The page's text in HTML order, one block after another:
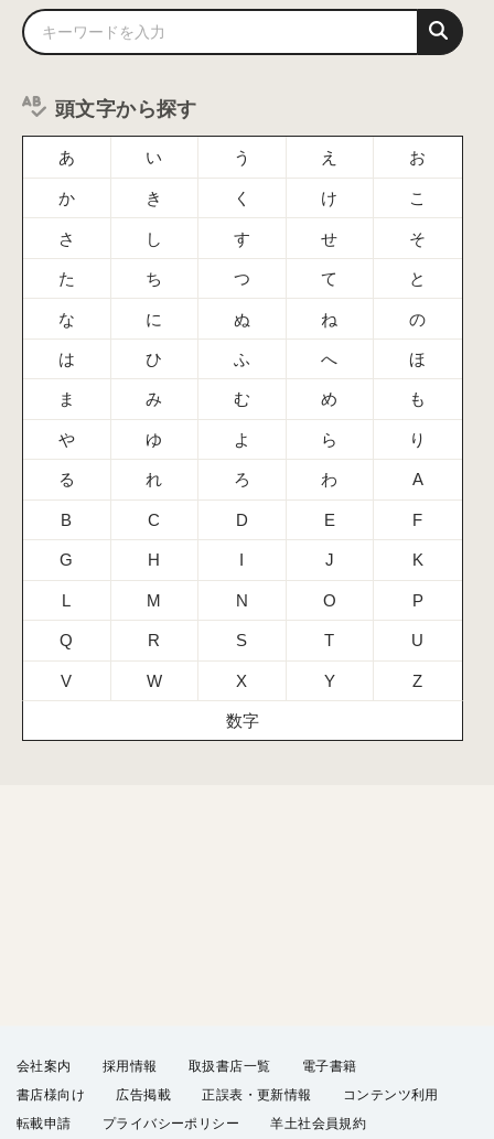
頭文字から探す
あ い う え お
か き く け こ
さ し す せ そ
た ち つ て と
な に ぬ ね の
は ひ ふ へ ほ
ま み む め も
や ゆ よ ら り
る れ ろ わ A
B C D E F
G H I J K
L M N O P
Q R S T U
V W X Y Z
数字
会社案内 採用情報 取扱書店一覧
電子書籍
書店様向け
広告掲載 正誤表・更新情報
コンテンツ利用
転載申請
プライバシーポリシー 羊土社会員規約